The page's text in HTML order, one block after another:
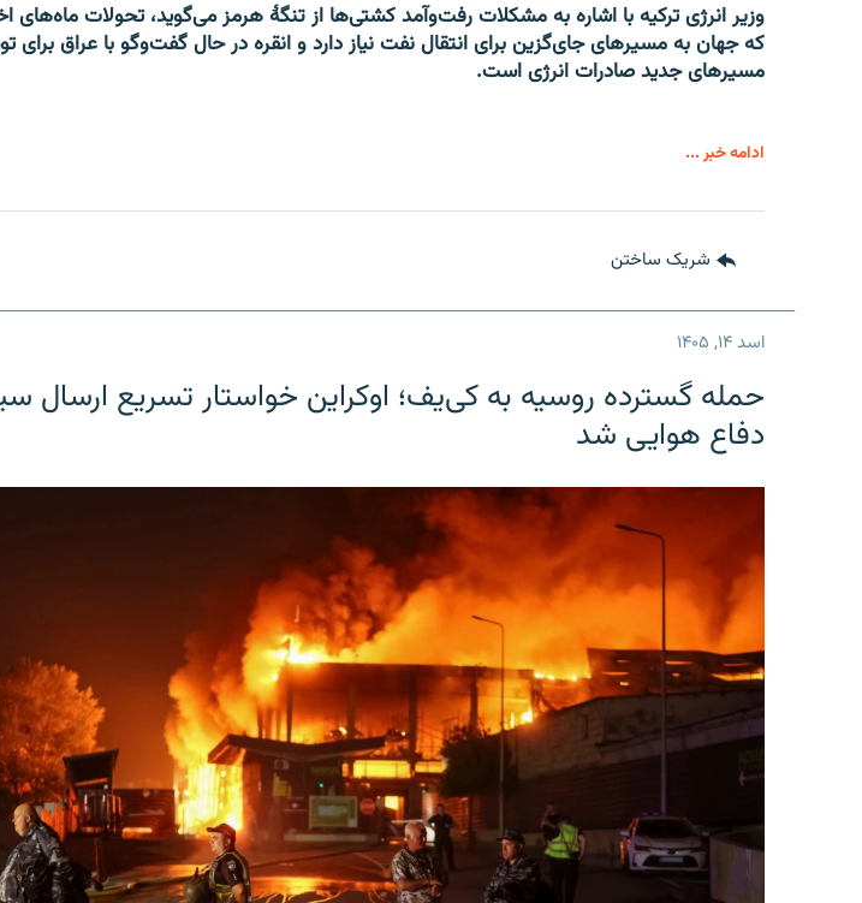
وزیر انرژی ترکیه با اشاره به مشکلات رفت‌وآمد کشتی‌ها از تنگۀ هرمز می‌گوید، تحولات ماه‌های
که جهان به مسیرهای جای‌گزین برای انتقال نفت نیاز دارد و انقره در حال گفت‌وگو با عراق برای
مسیرهای جدید صادرات انرژی است.
ادامه خبر ...
شریک ساختن
اسد ۱۴, ۱۴۰۵
حمله گسترده روسیه به کی‌یف؛ اوکراین خواستار تسریع ارسال
دفاع هوایی شد